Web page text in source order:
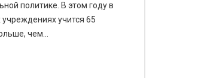
политике. В этом году в
учится 65
чем...